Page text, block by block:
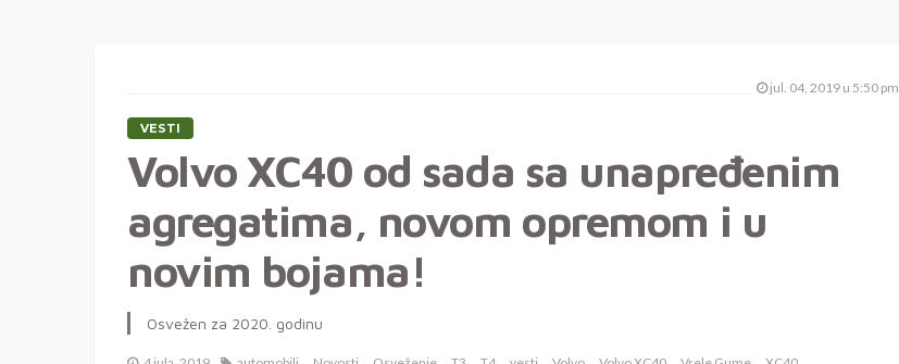
jul. 04, 2019 u 5:50 pm
VESTI
Volvo XC40 od sada sa unapređenim
agregatima, novom opremom i u
novim bojama!
Osvežen za 2020. godinu